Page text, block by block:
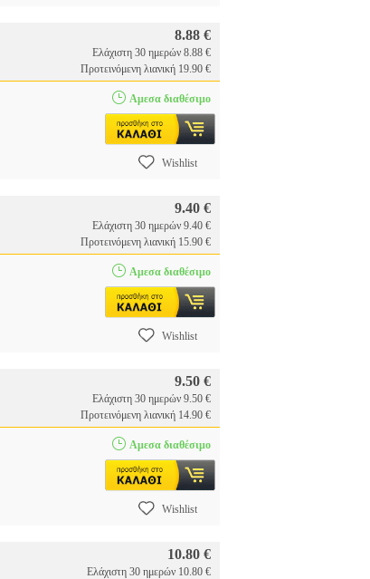
8.88 €
Ελάχιστη 30 ημερών 8.88 €
Προτεινόμενη λιανική 19.90 €
Αμεσα διαθέσιμο
Wishlist
9.40 €
Ελάχιστη 30 ημερών 9.40 €
Προτεινόμενη λιανική 15.90 €
Αμεσα διαθέσιμο
Wishlist
9.50 €
Ελάχιστη 30 ημερών 9.50 €
Προτεινόμενη λιανική 14.90 €
Αμεσα διαθέσιμο
Wishlist
10.80 €
Ελάχιστη 30 ημερών 10.80 €